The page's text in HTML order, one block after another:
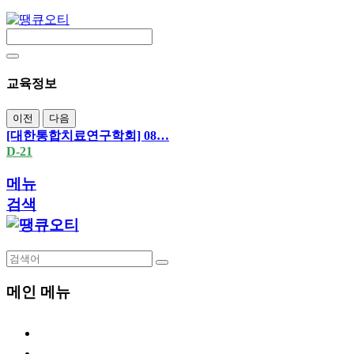
교육정보
이전 다음
[대한통합치료연구학회] 08…
D-21
메뉴
검색
메인 메뉴